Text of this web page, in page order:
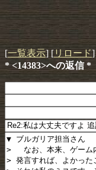
[一覧表示] [リロード]
* <14383>への返信 *